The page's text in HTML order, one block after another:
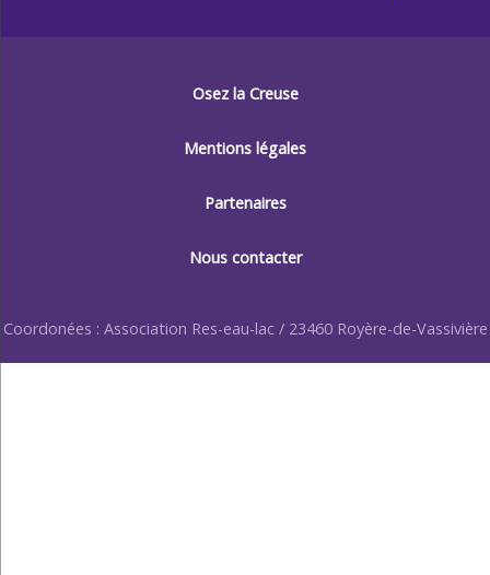
Osez la Creuse
Mentions légales
Partenaires
Nous contacter
Coordonées : Association Res-eau-lac / 23460 Royère-de-Vassivière